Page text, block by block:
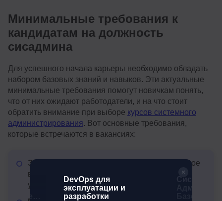
Минимальные требования к
кандидатам на должность
сисадмина
Для успешного начала карьеры необходимо обладать
набором базовых знаний и навыков. Эти актуальные
минимальные требования помогут новичкам понять,
что от них ожидают работодатели, и на что стоит
обратить внимание при выборе курсов системного
администрирования. Вот основные требования,
которые встречаются в вакансиях:
Знание операционных систем
— уверенное
владение Windows и/или Unix, включая
установку и настройку.
DevOps для
эксплуатации и
разработки